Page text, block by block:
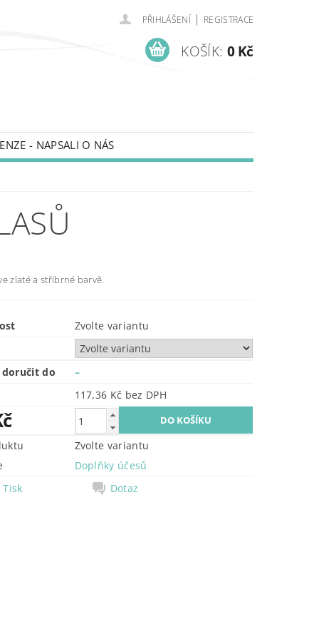
PŘIHLÁŠENÍ | REGISTRACE
KOŠÍK: 0 Kč
- NAPSALI O NÁS
zlaté a stříbrné barvě.
Zvolte variantu
doručit do
–
117,36 Kč bez DPH
Zvolte variantu
Doplňky účesů
Tisk
Dotaz